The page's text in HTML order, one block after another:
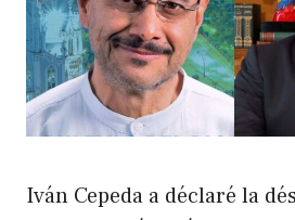
Iván Cepeda a déclaré la